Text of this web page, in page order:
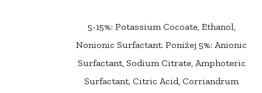
5-15%: Potassium Cocoate, Ethanol,
Nonionic Surfactant. Poniżej 5%: Anionic
Surfactant, Sodium Citrate, Amphoteric
Surfactant, Citric Acid, Corriandrum